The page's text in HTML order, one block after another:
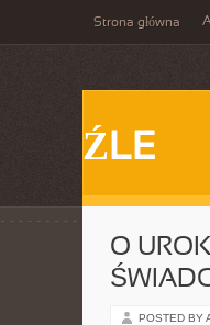
Strona główna
ŹLE
O
POSTED BY